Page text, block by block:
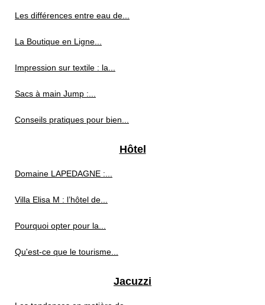
Les différences entre eau de...
La Boutique en Ligne...
Impression sur textile : la...
Sacs à main Jump :...
Conseils pratiques pour bien...
Hôtel
Domaine LAPEDAGNE :...
Villa Elisa M : l’hôtel de...
Pourquoi opter pour la...
Qu'est-ce que le tourisme...
Jacuzzi